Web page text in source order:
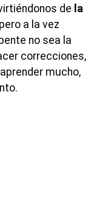
de la
a la vez
no sea la
correcciones,
mucho,